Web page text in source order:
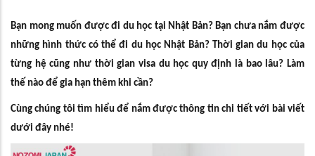
Bạn mong muốn được đi du học tại Nhật Bản? Bạn chưa nắm được
những hình thức có thể đi du học Nhật Bản? Thời gian du học của
từng hệ cũng như thời gian visa du học quy định là bao lâu? Làm
thế nào để gia hạn thêm khi cần?
Cùng chúng tôi tìm hiểu để nắm được thông tin chi tiết với bài viết
dưới đây nhé!